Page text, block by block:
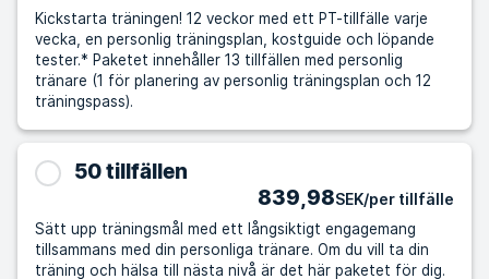
Kickstarta träningen! 12 veckor med ett PT-tillfälle varje
vecka, en personlig träningsplan, kostguide och löpande
tester.* Paketet innehåller 13 tillfällen med personlig
tränare (1 för planering av personlig träningsplan och 12
träningspass).
50 tillfällen
839,98SEK/per tillfälle
Sätt upp träningsmål med ett långsiktigt engagemang
tillsammans med din personliga tränare. Om du vill ta din
träning och hälsa till nästa nivå är det här paketet för dig.